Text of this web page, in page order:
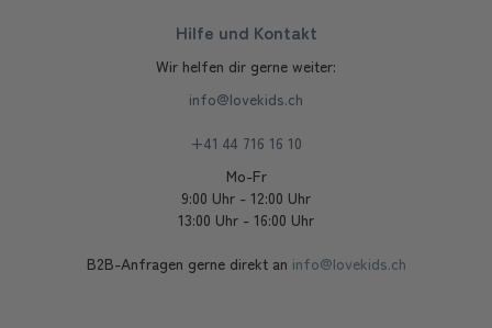
Hilfe und Kontakt
Wir helfen dir gerne weiter:
info@lovekids.ch
+41 44 716 16 10
Mo-Fr
9:00 Uhr - 12:00 Uhr
13:00 Uhr - 16:00 Uhr
B2B-Anfragen gerne direkt an info@lovekids.ch